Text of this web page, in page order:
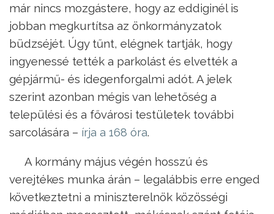
már nincs mozgástere, hogy az eddiginél is
jobban megkurtítsa az önkormányzatok
büdzséjét. Úgy tűnt, elégnek tartják, hogy
ingyenessé tették a parkolást és elvették a
gépjármű- és idegenforgalmi adót. A jelek
szerint azonban mégis van lehetőség a
települési és a fővárosi testületek további
sarcolására – írja a 168 óra.
A kormány május végén hosszú és
verejtékes munka árán – legalábbis erre enged
következtetni a miniszterelnök közösségi